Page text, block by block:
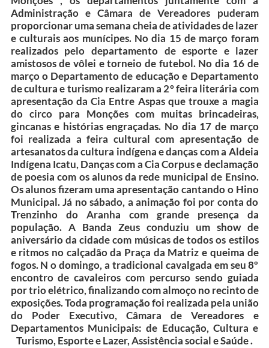
Audiências Públicas
Ouvidoria
Contratos
Galeria de Vídeos
Secretarias
Projetos
Contas Públicas
Legislação
Editais
Links
Serviços Online
Telefones Úteis
Transparência
A Prefeitura
Administração e Câmara de Vereadores puderam
proporcionar uma semana cheia de atividades de lazer
e culturais aos munícipes. No dia 15 de março foram
realizados pelo departamento de esporte e lazer
amistosos de vôlei e torneio de futebol. No dia 16 de
março o Departamento de educação e Departamento
de cultura e turismo realizaram a 2° feira literária com
apresentação da Cia Entre Aspas que trouxe a magia
do circo para Monções com muitas brincadeiras,
gincanas e histórias engraçadas. No dia 17 de março
foi realizada a feira cultural com apresentação de
artesanatos da cultura indígena e danças com a Aldeia
Indígena Icatu, Danças com a Cia Corpus e declamação
de poesia com os alunos da rede municipal de Ensino.
Os alunos fizeram uma apresentação cantando o Hino
Municipal. Já no sábado, a animação foi por conta do
Trenzinho do Aranha com grande presença da
população. A Banda Zeus conduziu um show de
aniversário da cidade com músicas de todos os estilos
e ritmos no calçadão da Praça da Matriz e queima de
fogos. N o domingo, a tradicional cavalgada em seu 8º
encontro de cavaleiros com percurso sendo guiada
por trio elétrico, finalizando com almoço no recinto de
exposições. Toda programação foi realizada pela união
do Poder Executivo, Câmara de Vereadores e
Departamentos Municipais: de Educação, Cultura e
Turismo, Esporte e Lazer, Assistência social e Saúde .